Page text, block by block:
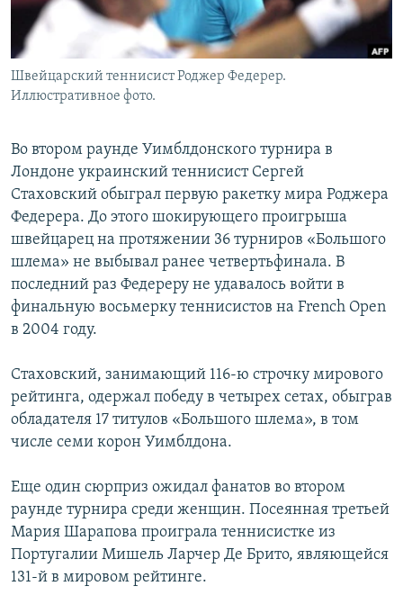
Швейцарский теннисист Роджер Федерер.
Иллюстративное фото.
Во втором раунде Уимблдонского турнира в
Лондоне украинский теннисист Сергей
Стаховский обыграл первую ракетку мира Роджера
Федерера. До этого шокирующего проигрыша
швейцарец на протяжении 36 турниров «Большого
шлема» не выбывал ранее четвертьфинала. В
последний раз Федереру не удавалось войти в
финальную восьмерку теннисистов на French Open
в 2004 году.
Стаховский, занимающий 116-ю строчку мирового
рейтинга, одержал победу в четырех сетах, обыграв
обладателя 17 титулов «Большого шлема», в том
числе семи корон Уимблдона.
Еще один сюрприз ожидал фанатов во втором
раунде турнира среди женщин. Посеянная третьей
Мария Шарапова проиграла теннисистке из
Португалии Мишель Ларчер Де Брито, являющейся
131-й в мировом рейтинге.